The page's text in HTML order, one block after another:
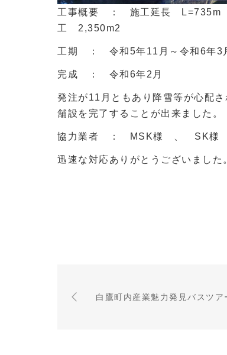
工事概要 ： 施工延長
工 2,350m2
工期 ： 令和5年11月～令和6年3
完成 ： 令和6年2月
発注が11月ともあり降雪等が心配
舗設を完了することが出来ました。
協力業者 ： MSK様 、 SK様
迅速な対応ありがとうございました
白鷹町内産業魅力発見バスツア